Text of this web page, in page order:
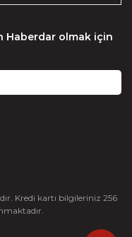
Haberdar olmak için
Kredi kartı bilgileriniz 256